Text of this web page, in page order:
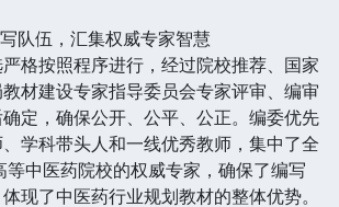
伍，汇集权威专家智慧
按照程序进行，经过院校推荐、国家
材建设专家指导委员会专家评审、编审
定，确保公开、公平、公正。编委优先
学科带头人和一线优秀教师，集中了全
等中医药院校的权威专家，确保了编写
现了中医药行业规划教材的整体优势。